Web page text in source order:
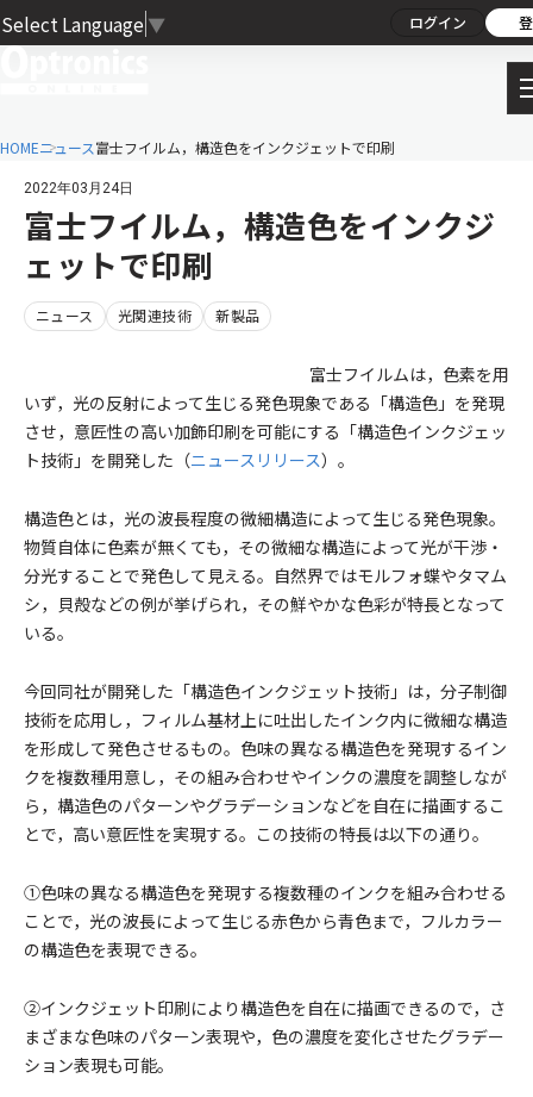
Select Language ▼ ログイン
HOMEニュース富士フイルム，構造色をインクジェットで印刷
2022年03月24日
富士フイルム，構造色をインクジ
ェットで印刷
ニュース 光関連技術 新製品
富士フイルムは，色素を用
いず，光の反射によって生じる発色現象である「構造色」を発現
させ，意匠性の高い加飾印刷を可能にする「構造色インクジェッ
ト技術」を開発した（ニュースリリース）。
構造色とは，光の波長程度の微細構造によって生じる発色現象。
物質自体に色素が無くても，その微細な構造によって光が干渉・
分光することで発色して見える。自然界ではモルフォ蝶やタマム
シ，貝殻などの例が挙げられ，その鮮やかな色彩が特長となって
いる。
今回同社が開発した「構造色インクジェット技術」は，分子制御
技術を応用し，フィルム基材上に吐出したインク内に微細な構造
を形成して発色させるもの。色味の異なる構造色を発現するイン
クを複数種用意し，その組み合わせやインクの濃度を調整しなが
ら，構造色のパターンやグラデーションなどを自在に描画するこ
とで，高い意匠性を実現する。この技術の特長は以下の通り。
①色味の異なる構造色を発現する複数種のインクを組み合わせる
ことで，光の波長によって生じる赤色から青色まで，フルカラー
の構造色を表現できる。
②インクジェット印刷により構造色を自在に描画できるので，さ
まざまな色味のパターン表現や，色の濃度を変化させたグラデー
ション表現も可能。